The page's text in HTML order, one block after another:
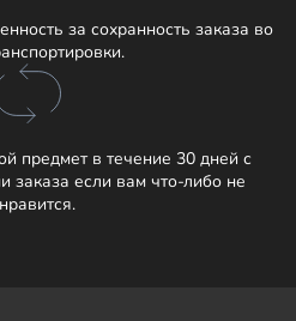
за сохранность заказа во
предмет в течение 30 дней с
заказа если вам что-либо не